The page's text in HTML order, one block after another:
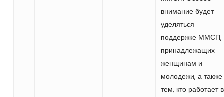
внимание будет
уделяться
поддержке ММСП,
принадлежащих
женщинам и
молодежи, а также
тем, кто работает в